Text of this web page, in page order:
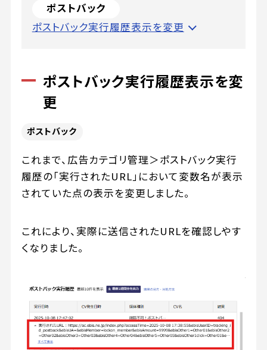
ポストバック
ポストバック実行履歴表示を変更
ポストバック実行履歴表示を変
更
ポストバック
これまで、広告カテゴリ管理＞ポストバック実行
履歴の「実行されたURL」において変数名が表示
されていた点の表示を変更しました。
これにより、実際に送信されたURLを確認しやす
くなりました。